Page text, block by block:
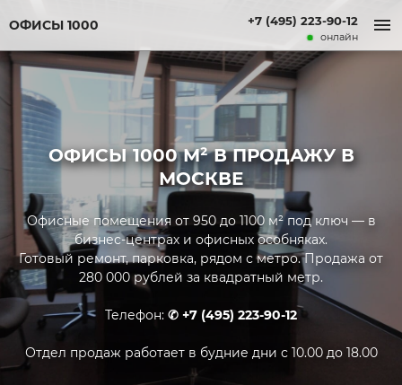
ОФИСЫ 1000 +7 (495) 223-90-12
онлайн
ОФИСЫ 1000 М² В ПРОДАЖУ В
МОСКВЕ
Офисные помещения от 950 до 1100 м² под ключ — в
бизнес-центрах и офисных особняках.
Готовый ремонт, парковка, рядом с метро. Продажа от
280 000 рублей за квадратный метр.
Телефон: ✆ +7 (495) 223-90-12
Отдел продаж работает в будние дни с 10.00 до 18.00